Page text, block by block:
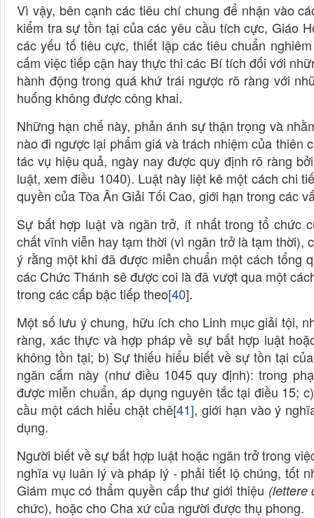
Vì vậy, bên cạnh các tiêu chí chung để nhận vào
kiểm tra sự tồn tại của các yêu cầu tích cực, Giáo
các yếu tố tiêu cực, thiết lập các tiêu chuẩn
cấm việc tiếp cận hay thực thi các Bí tích đối với
hành động trong quá khứ trái ngược rõ ràng với
huống không được công khai.
Những hạn chế này, phản ánh sự thận trọng và
nào đi ngược lại phẩm giá và trách nhiệm của
tác vụ hiệu quả, ngày nay được quy định rõ ràng
luật, xem điều 1040). Luật này liệt kê một cách chi
quyền của Tòa Ân Giải Tối Cao, giới hạn trong các
Sự bất hợp luật và ngăn trở, ít nhất trong tổ chức
chất vĩnh viễn hay tạm thời (vì ngăn trở là tạm thời),
ý rằng một khi đã được miễn chuẩn một cách tổng
các Chức Thánh sẽ được coi là đã vượt qua một
trong các cấp bậc tiếp theo[40].
Một số lưu ý chung, hữu ích cho Linh mục giải tội,
ràng, xác thực và hợp pháp về sự bất hợp luật
không tồn tại; b) Sự thiếu hiểu biết về sự tồn tại
ngăn cấm này (như điều 1045 quy định): trong
được miễn chuẩn, áp dụng nguyên tắc tại điều 15;
cầu một cách hiểu chặt chẽ[41], giới hạn vào ý
dụng.
Người biết về sự bất hợp luật hoặc ngăn trở trong
nghĩa vụ luân lý và pháp lý - phải tiết lộ chúng, tốt
Giám mục có thẩm quyền cấp thư giới thiệu (lettere
chức), hoặc cho Cha xứ của người được thụ phong.